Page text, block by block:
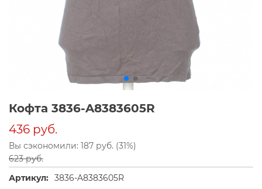
Кофта 3836-A8383605R
436 руб.
Вы сэкономили: 187 руб. (31%)
623 руб.
Артикул: 3836-A8383605R